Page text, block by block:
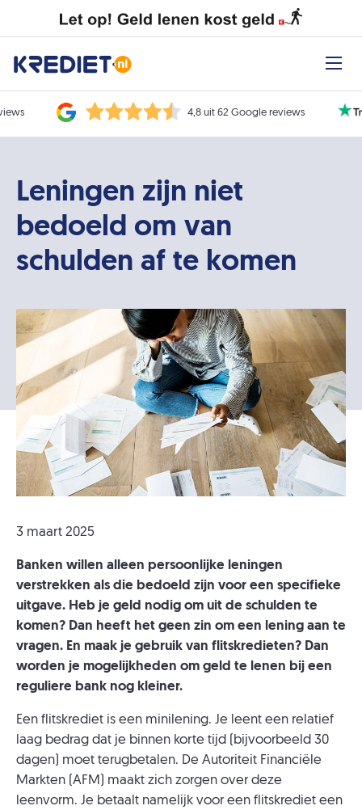
4,8 uit 62 Google reviews
Leningen zijn niet
bedoeld om van
schulden af te komen
3 maart 2025
Banken willen alleen persoonlijke leningen
verstrekken als die bedoeld zijn voor een specifieke
uitgave. Heb je geld nodig om uit de schulden te
komen? Dan heeft het geen zin om een lening aan te
vragen. En maak je gebruik van flitskredieten? Dan
worden je mogelijkheden om geld te lenen bij een
reguliere bank nog kleiner.
Een flitskrediet is een minilening. Je leent een relatief
laag bedrag dat je binnen korte tijd (bijvoorbeeld 30
dagen) moet terugbetalen. De Autoriteit Financiële
Markten (AFM) maakt zich zorgen over deze
leenvorm. Je betaalt namelijk voor een flitskrediet een